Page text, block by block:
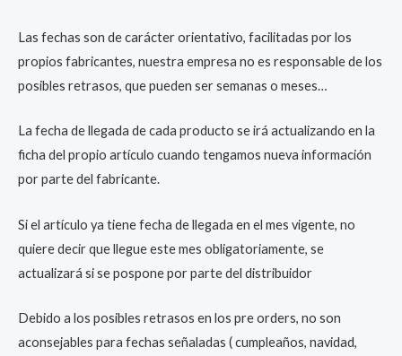
Las fechas son de carácter orientativo, facilitadas por los
propios fabricantes, nuestra empresa no es responsable de los
posibles retrasos, que pueden ser semanas o meses…
La fecha de llegada de cada producto se irá actualizando en la
ficha del propio artículo cuando tengamos nueva información
por parte del fabricante.
Si el artículo ya tiene fecha de llegada en el mes vigente, no
quiere decir que llegue este mes obligatoriamente, se
actualizará si se pospone por parte del distribuidor
Debido a los posibles retrasos en los pre orders, no son
aconsejables para fechas señaladas ( cumpleaños, navidad,